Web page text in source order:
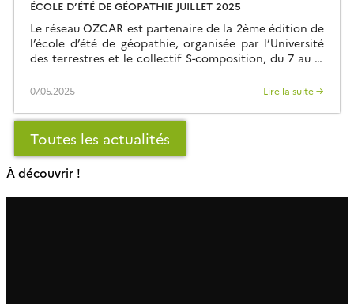
ÉCOLE D’ÉTÉ DE GÉOPATHIE JUILLET 2025
Le réseau OZCAR est partenaire de la 2ème édition de
l’école d’été de géopathie, organisée par l’Université
des terrestres et le collectif S-composition, du 7 au 11
Isère). Cette formation transdisciplinaire mêlant
semaine d’expérimentation collective autour de la
géopathie, entendue comme attention […]
07.05.2025 Lire la suite →
Toutes les actualités
À découvrir !